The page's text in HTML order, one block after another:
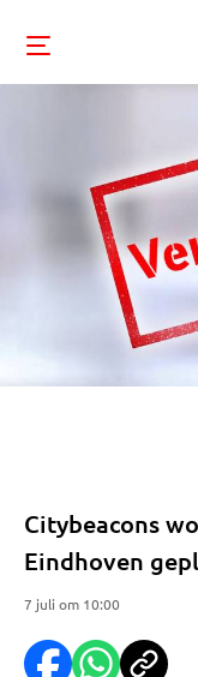
Citybeacons
Eindhoven
7 juli om 10:00